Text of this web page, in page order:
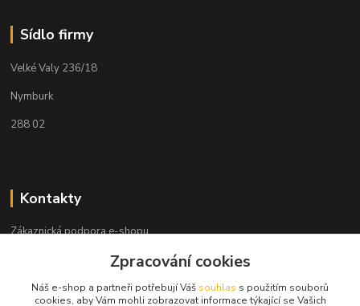
Sídlo firmy
Velké Valy 236/18
Nymburk
288 02
Kontakty
Zákaznická podpora e-shopu
info@elektronymburk.cz
Zpracování cookies
Náš e-shop a partneři potřebují Váš souhlas s použitím souborů
cookies, aby Vám mohli zobrazovat informace týkající se Vašich